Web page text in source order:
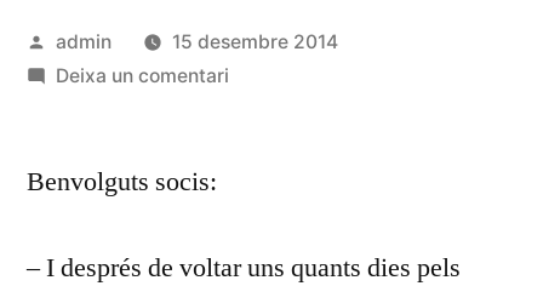
Publicat
per
admin
15 desembre 2014
Deixa un comentaria
Benvolguts socis:
– I després de voltar uns quants dies pels